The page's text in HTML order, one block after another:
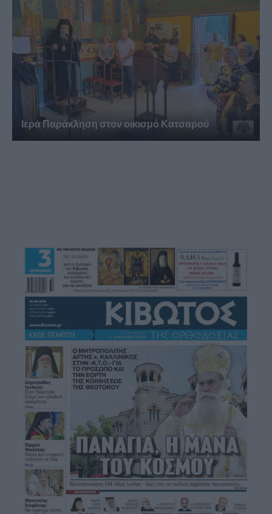
Ιερά Παράκληση στον οικισμό Κατσαρού